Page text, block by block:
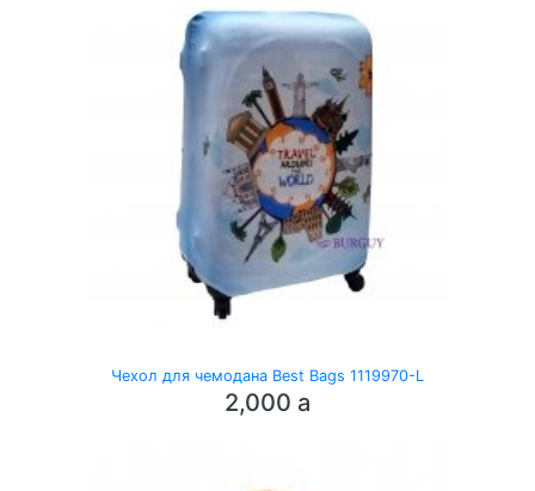
Чехол для чемодана Best Bags 1119970-L
2,000 a